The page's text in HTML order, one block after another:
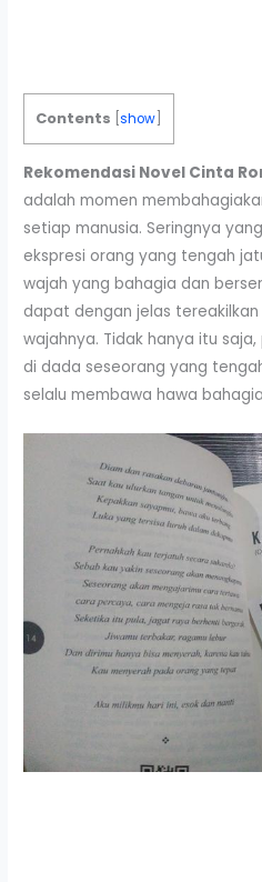
Contents [show
Rekomendasi Novel Cinta
adalah momen
setiap manusia. Seringnya
ekspresi orang yang tengah
wajah yang bahagia dan
dapat dengan jelas
wajahnya. Tidak hanya itu
di dada seseorang yang
selalu membawa hawa